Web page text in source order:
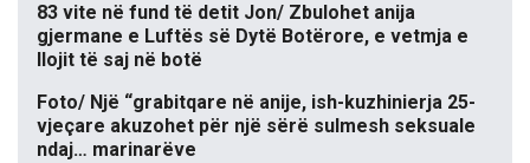
83 vite në fund të detit Jon/ Zbulohet anija
gjermane e Luftës së Dytë Botërore, e vetmja e
llojit të saj në botë
Foto/ Një “grabitqare në anije, ish-kuzhinierja 25-
vjeçare akuzohet për një sërë sulmesh seksuale
ndaj… marinarëve